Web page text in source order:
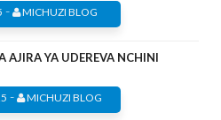
- MICHUZI BLOG
AJIRA YA UDEREVA NCHINI
- MICHUZI BLOG